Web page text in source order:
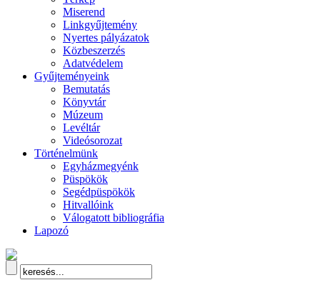
Miserend
Linkgyűjtemény
Nyertes pályázatok
Közbeszerzés
Adatvédelem
Gyűjteményeink
Bemutatás
Könyvtár
Múzeum
Levéltár
Videósorozat
Történelmünk
Egyházmegyénk
Püspökök
Segédpüspökök
Hitvallóink
Válogatott bibliográfia
Lapozó